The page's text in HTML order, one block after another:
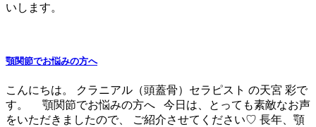
いします。
顎関節でお悩みの方へ
こんにちは。 クラニアル（頭蓋骨）セラピスト の天宮 彩で
す。 顎関節でお悩みの方へ 今日は、とっても素敵なお声
をいただきましたので、 ご紹介させてください♡ 長年、顎